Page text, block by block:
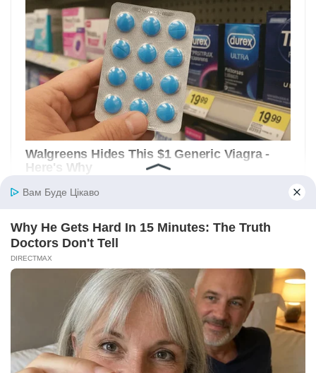
Вам Буде Цікаво
Why He Gets Hard In 15 Minutes: The Truth
Doctors Don't Tell
DIRECTMAX